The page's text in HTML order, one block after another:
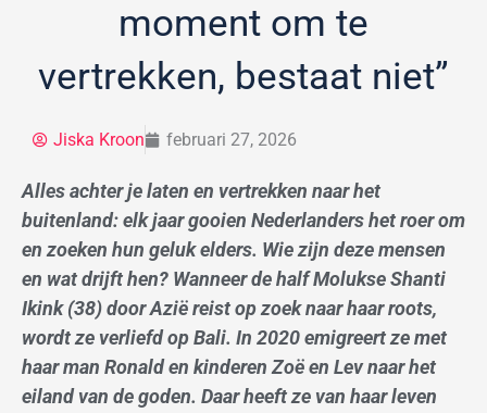
moment om te
vertrekken, bestaat niet”
Jiska Kroon februari 27, 2026
Alles achter je laten en vertrekken naar het
buitenland: elk jaar gooien Nederlanders het roer om
en zoeken hun geluk elders. Wie zijn deze mensen
en wat drijft hen? Wanneer de half Molukse Shanti
Ikink (38) door Azië reist op zoek naar haar roots,
wordt ze verliefd op Bali. In 2020 emigreert ze met
haar man Ronald en kinderen Zoë en Lev naar het
eiland van de goden. Daar heeft ze van haar leven